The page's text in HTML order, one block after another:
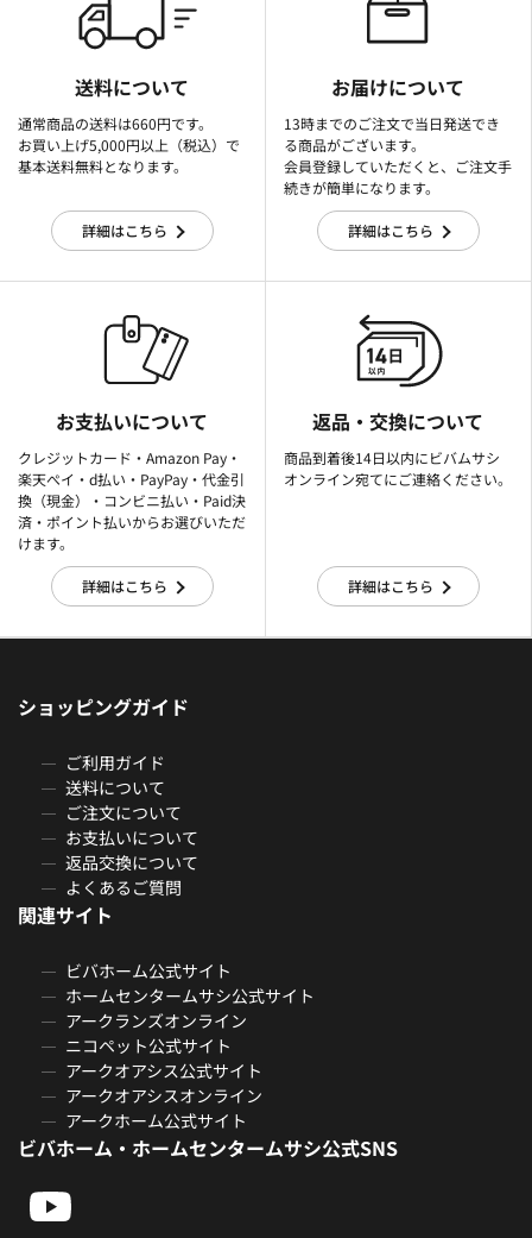
送料について
通常商品の送料は660円です。
お買い上げ5,000円以上（税込）で
基本送料無料となります。
詳細はこちら
お届けについて
13時までのご注文で当日発送でき
る商品がございます。
会員登録していただくと、ご注文手
続きが簡単になります。
詳細はこちら
お支払いについて
クレジットカード・Amazon Pay・
楽天ぺイ・d払い・PayPay・代金引
換（現金）・コンビニ払い・Paid決
済・ポイント払いからお選びいただ
けます。
詳細はこちら
返品・交換について
商品到着後14日以内にビバムサシ
オンライン宛てにご連絡ください。
詳細はこちら
ショッピングガイド
ご利用ガイド
送料について
ご注文について
お支払いについて
返品交換について
よくあるご質問
関連サイト
ビバホーム公式サイト
ホームセンタームサシ公式サイト
アークランズオンライン
ニコペット公式サイト
アークオアシス公式サイト
アークオアシスオンライン
アークホーム公式サイト
ビバホーム・ホームセンタームサシ公式SNS